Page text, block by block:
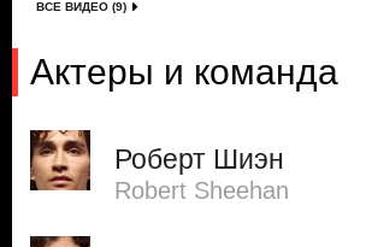
ВСЕ ВИДЕО (9)
Актеры и команда
Роберт Шиэн
Robert Sheehan